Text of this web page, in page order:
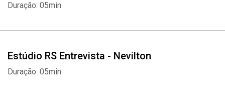
Duração: 05min
Estúdio RS Entrevista - Nevilton
Duração: 05min